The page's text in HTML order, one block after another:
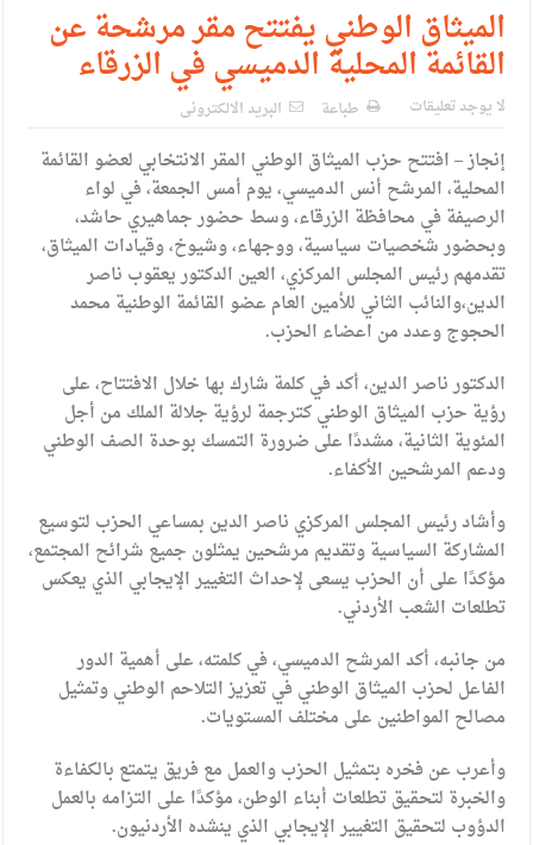
الميثاق الوطني يفتتح مقر مرشحة عن
القائمة المحلية الدميسي في الزرقاء
لا يوجد تعليقات طباعة البريد الالكترونى
إنجاز – افتتح حزب الميثاق الوطني المقر الانتخابي لعضو القائمة
المحلية، المرشح أنس الدميسي، يوم أمس الجمعة، في لواء
الرصيفة في محافظة الزرقاء، وسط حضور جماهيري حاشد،
وبحضور شخصيات سياسية، ووجهاء، وشيوخ، وقيادات الميثاق،
تقدمهم رئيس المجلس المركزي، العين الدكتور يعقوب ناصر
الدين،والنائب الثاني للأمين العام عضو القائمة الوطنية محمد
الحجوج وعدد من اعضاء الحزب.
الدكتور ناصر الدين، أكد في كلمة شارك بها خلال الافتتاح، على
رؤية حزب الميثاق الوطني كترجمة لرؤية جلالة الملك من أجل
المئوية الثانية، مشددًا على ضرورة التمسك بوحدة الصف الوطني
ودعم المرشحين الأكفاء.
وأشاد رئيس المجلس المركزي ناصر الدين بمساعي الحزب لتوسيع
المشاركة السياسية وتقديم مرشحين يمثلون جميع شرائح المجتمع،
مؤكدًا على أن الحزب يسعى لإحداث التغيير الإيجابي الذي يعكس
تطلعات الشعب الأردني.
من جانبه، أكد المرشح الدميسي، في كلمته، على أهمية الدور
الفاعل لحزب الميثاق الوطني في تعزيز التلاحم الوطني وتمثيل
مصالح المواطنين على مختلف المستويات.
وأعرب عن فخره بتمثيل الحزب والعمل مع فريق يتمتع بالكفاءة
والخبرة لتحقيق تطلعات أبناء الوطن، مؤكدًا على التزامه بالعمل
الدؤوب لتحقيق التغيير الإيجابي الذي ينشده الأردنيون.